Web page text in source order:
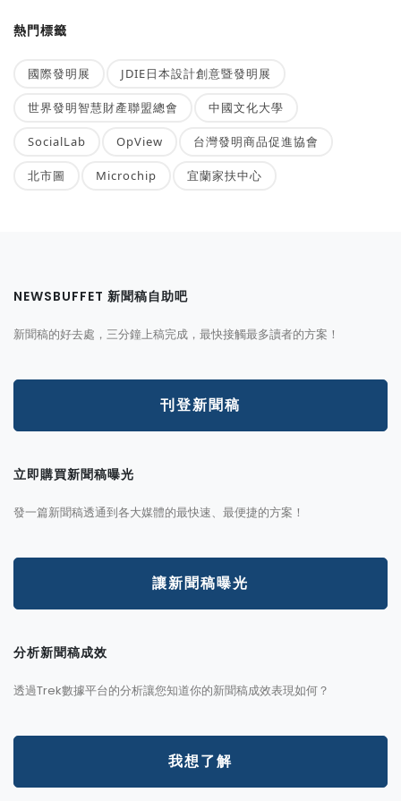
熱門標籤
國際發明展 JDIE日本設計創意暨發明展
世界發明智慧財產聯盟總會 中國文化大學
SocialLab OpView 台灣發明商品促進協會
北市圖 Microchip 宜蘭家扶中心
NEWSBUFFET 新聞稿自助吧
新聞稿的好去處，三分鐘上稿完成，最快接觸最多讀者的方案！
刊登新聞稿
立即購買新聞稿曝光
發一篇新聞稿透通到各大媒體的最快速、最便捷的方案！
讓新聞稿曝光
分析新聞稿成效
透過Trek數據平台的分析讓您知道你的新聞稿成效表現如何？
我想了解